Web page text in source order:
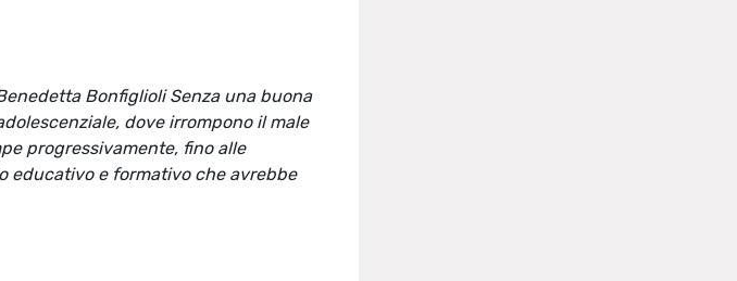
Bonfiglioli Senza una buona
dove irrompono il male
progressivamente, fino alle
educativo e formativo che avrebbe